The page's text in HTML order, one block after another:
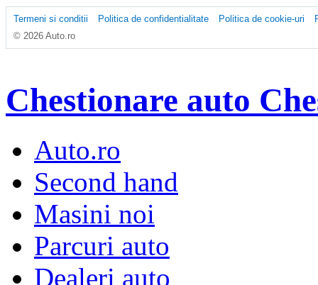
Termeni si conditii Politica de confidentialitate Politica de cookie-uri
© 2026 Auto.ro
Chestionare auto
Auto.ro
Second hand
Masini noi
Parcuri auto
Dealeri auto